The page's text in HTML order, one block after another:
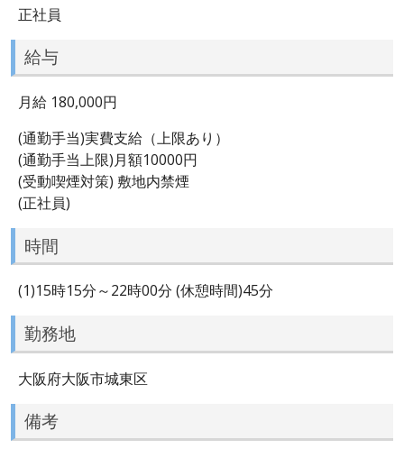
正社員
給与
月給 180,000円
(通勤手当)実費支給（上限あり）
(通勤手当上限)月額10000円
(受動喫煙対策) 敷地内禁煙
(正社員)
時間
(1)15時15分～22時00分 (休憩時間)45分
勤務地
大阪府大阪市城東区
備考